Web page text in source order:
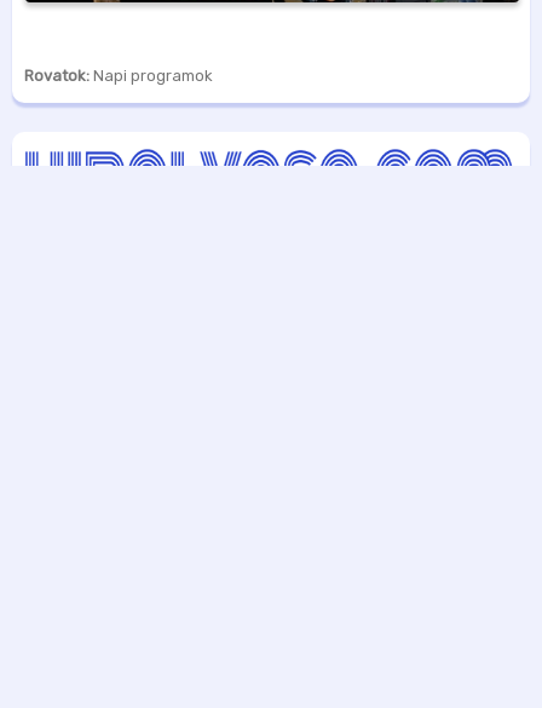
Rovatok: Napi programok